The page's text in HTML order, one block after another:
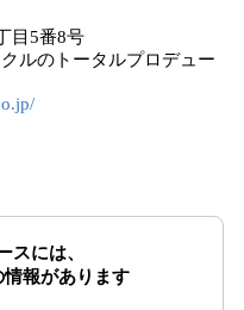
5番8号
のトータルプロデュー
スには、
情報があります